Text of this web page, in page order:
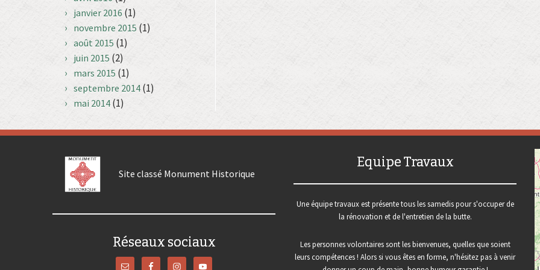
janvier 2016 (1)
novembre 2015 (1)
août 2015 (1)
juin 2015 (2)
mars 2015 (1)
septembre 2014 (1)
mai 2014 (1)
Site classé Monument Historique
Réseaux sociaux
Equipe Travaux
Une équipe travaux est présente tous les samedis pour s'occuper de
la rénovation et de l'entretien de la butte.
Les personnes volontaires sont les bienvenues, quelles que soient
leurs compétences ! Alors si vous êtes en forme, n'hésitez pas à venir